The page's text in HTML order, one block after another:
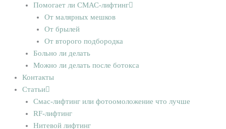
Помогает ли СМАС-лифтинг
От малярных мешков
От брылей
От второго подбородка
Больно ли делать
Можно ли делать после ботокса
Контакты
Статьи
Смас-лифтинг или фотоомоложение что лучше
RF-лифтинг
Нитевой лифтинг